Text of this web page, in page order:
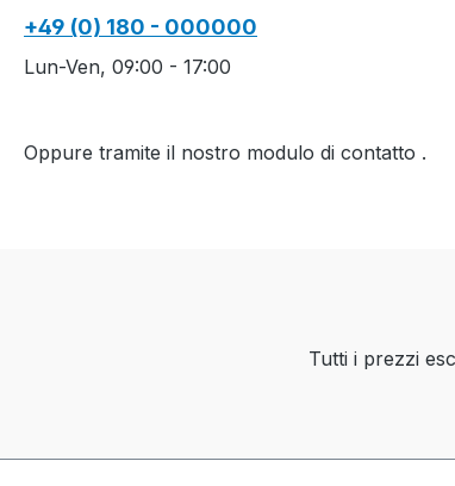
..............................................
Yarn quality and carrier
+49 (0) 180 - 000000
Lun-Ven, 09:00 - 17:00
Oppure tramite il nostro modulo di contatto .
Tutti i prezzi